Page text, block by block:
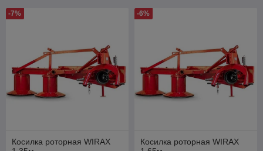
-7%
Косилка роторная WIRAX
-6%
Косилка роторная WIRAX